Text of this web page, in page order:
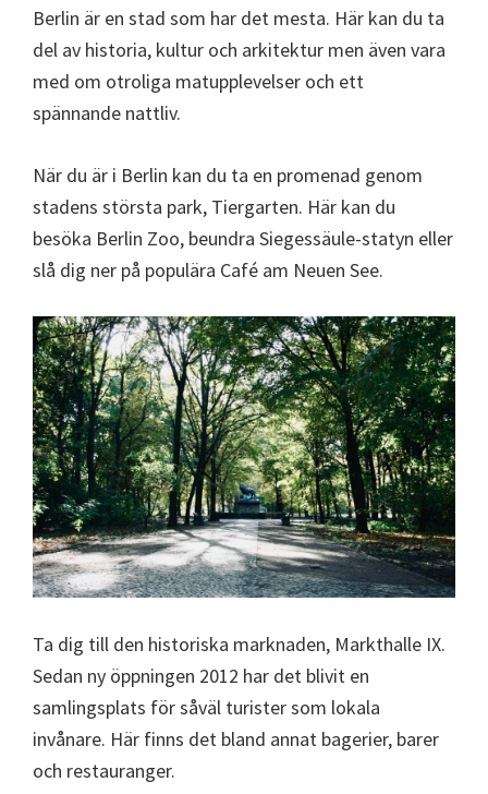
Berlin är en stad som har det mesta. Här kan du ta
del av historia, kultur och arkitektur men även vara
med om otroliga matupplevelser och ett
spännande nattliv.
När du är i Berlin kan du ta en promenad genom
stadens största park, Tiergarten. Här kan du
besöka Berlin Zoo, beundra Siegessäule-statyn eller
slå dig ner på populära Café am Neuen See.
Ta dig till den historiska marknaden, Markthalle IX.
Sedan ny öppningen 2012 har det blivit en
samlingsplats för såväl turister som lokala
invånare. Här finns det bland annat bagerier, barer
och restauranger.